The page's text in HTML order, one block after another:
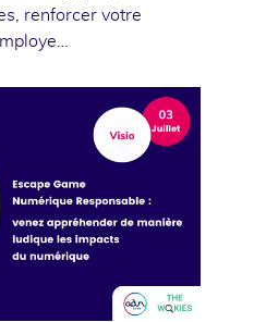
renforcer votre